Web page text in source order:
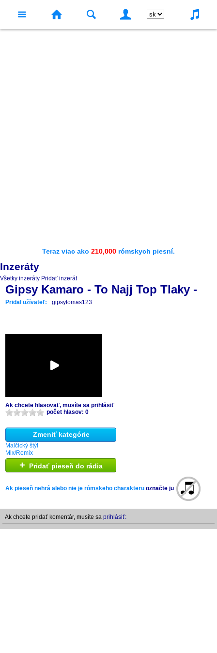
Teraz viac ako 210,000 rómskych piesní.
Inzeráty
Všetky inzeráty Pridať inzerát
Gipsy Kamaro - To Najj Top Tlaky -
Pridal užívateľ: gipsytomas123
Ak chcete hlasovať, musíte sa prihlásiť
počet hlasov: 0
Zmeniť kategórie
Malčický štýl
Mix/Remix
+ Pridať pieseň do rádia
Ak pieseň nehrá alebo nie je rómskeho charakteru označte ju
Ak chcete pridať komentár, musíte sa prihlásiť: